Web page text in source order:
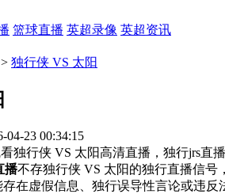
篮球直播 英超录像 英超资讯
> 独行侠 VS 太阳
04-23 00:34:15
独行侠 VS 太阳高清直播，独行jrs直
播不存独行侠 VS 太阳的独行直播信
在虚假信息、独行误导性言论或违反